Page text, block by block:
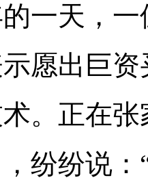
一天，一
愿出巨
。正在
纷纷说